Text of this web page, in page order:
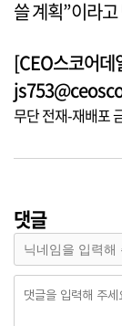
쓸 계획”이라
[CEO스코어
무단 전재-재배포
댓글